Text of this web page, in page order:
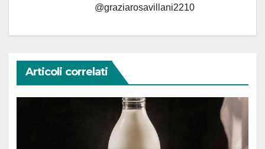
@graziarosavillani2210
Articoli correlati